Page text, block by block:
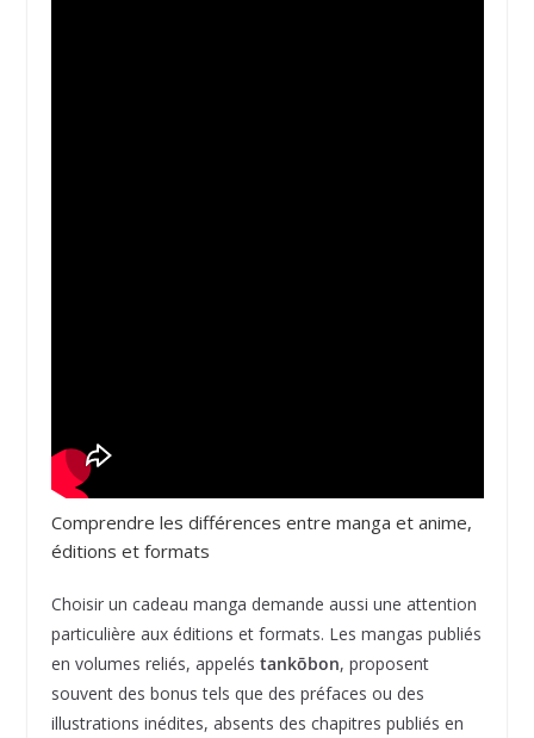
Comprendre les différences entre manga et anime,
éditions et formats
Choisir un cadeau manga demande aussi une attention
particulière aux éditions et formats. Les mangas publiés
en volumes reliés, appelés tankōbon, proposent
souvent des bonus tels que des préfaces ou des
illustrations inédites, absents des chapitres publiés en